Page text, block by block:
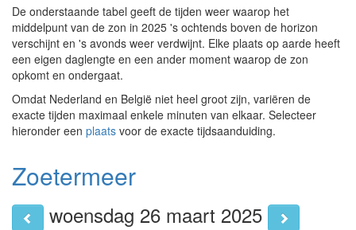
De onderstaande tabel geeft de tijden weer waarop het
middelpunt van de zon in 2025 's ochtends boven de horizon
verschijnt en 's avonds weer verdwijnt. Elke plaats op aarde heeft
een eigen daglengte en een ander moment waarop de zon
opkomt en ondergaat.
Omdat Nederland en België niet heel groot zijn, variëren de
exacte tijden maximaal enkele minuten van elkaar. Selecteer
hieronder een plaats voor de exacte tijdsaanduiding.
Zoetermeer
woensdag 26 maart 2025